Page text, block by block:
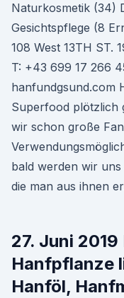
Naturkosmetik (34)
Gesichtspflege (8
108 West 13TH ST.
T: +43 699 17 266
hanfundgsund.com
Superfood plötzlich
wir schon große
bald werden wir
die man aus ihnen
27. Juni
Hanfpflanze
Hanföl,